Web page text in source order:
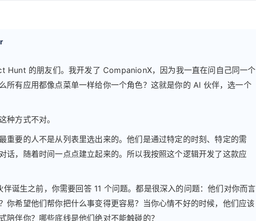
Hunt 的朋友们。我开发了 CompanionX，因为我一直在问自己同一个
所有应用都像点菜单一样给你一个角色？这就是你的 AI 伙伴，选一个
种方式不对。
重要的人不是从列表里选出来的。他们是通过特定的时刻、特定的需
话，随着时间一点点建立起来的。所以我按照这个逻辑开发了这款应
伴诞生之前，你需要回答 11 个问题。都是很深入的问题：他们对你而言
你希望他们帮你把什么事变得更容易？当你心情不好的时候，他们应该
陪伴你？哪些底线是他们绝对不能触碰的？